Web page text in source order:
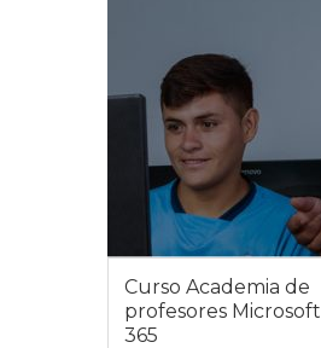
Curso Academia de
profesores Microsoft
365